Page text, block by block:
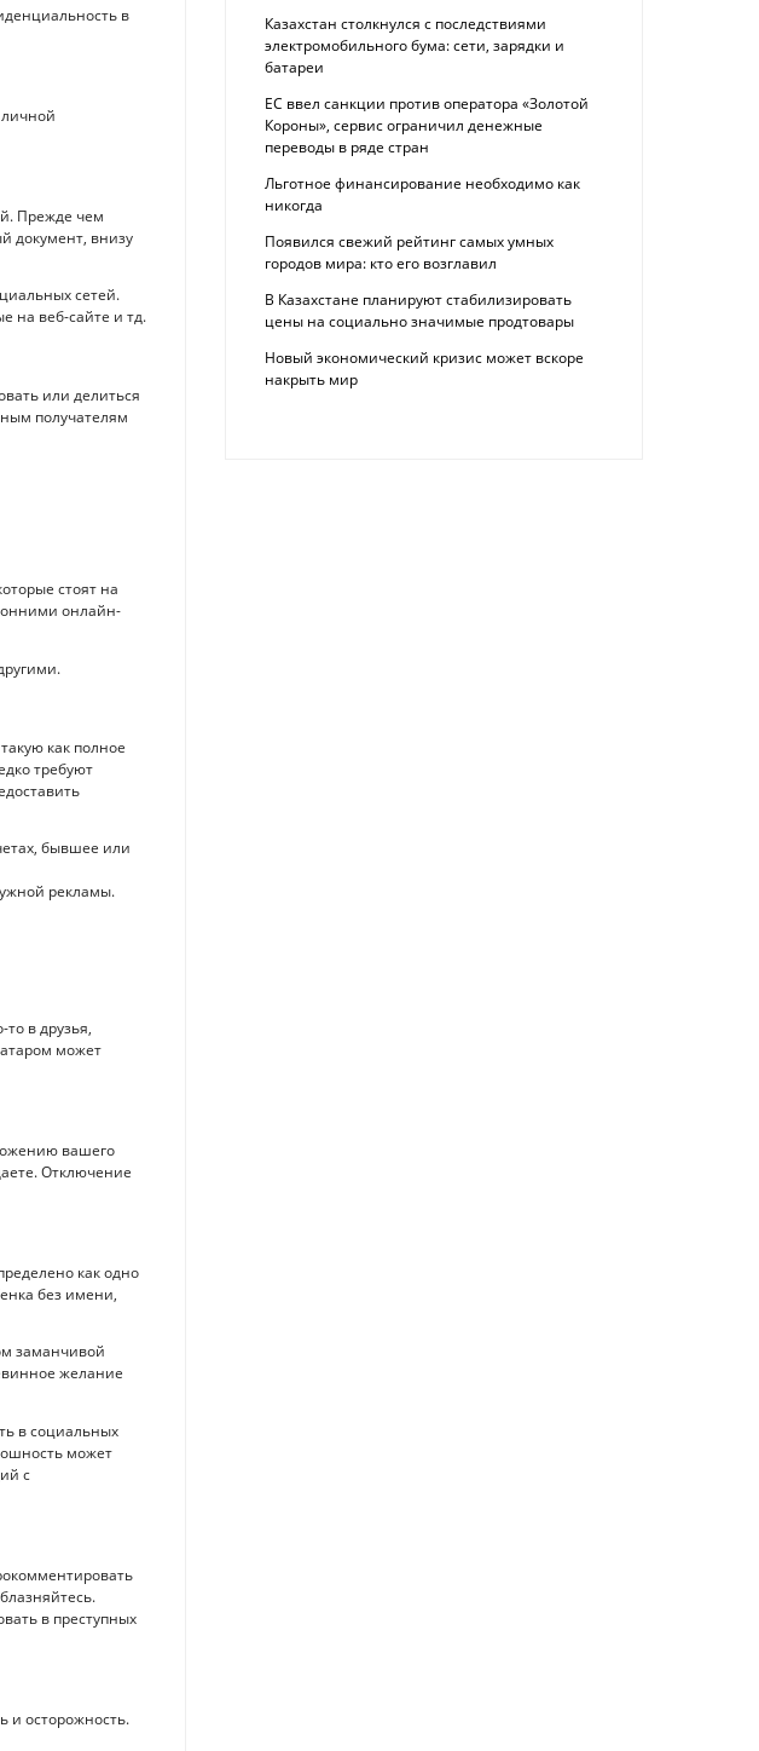
в
Прежде чем
документ, внизу
сетей.
на веб-сайте и тд.
или делиться
получателям
стоят на
онлайн-
как полное
требуют
бывшее или
рекламы.
в друзья,
может
вашего
Отключение
как одно
без имени,
заманчивой
желание
в социальных
может
с
в преступных
и осторожность.
Казахстан столкнулся с последствиями
электромобильного бума: сети, зарядки и
батареи
ЕС ввел санкции против оператора «Золотой
Короны», сервис ограничил денежные
переводы в ряде стран
Льготное финансирование необходимо как
никогда
Появился свежий рейтинг самых умных
городов мира: кто его возглавил
В Казахстане планируют стабилизировать
цены на социально значимые продтовары
Новый экономический кризис может вскоре
накрыть мир